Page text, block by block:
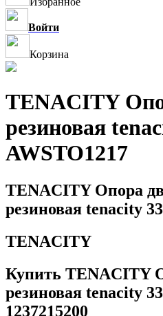
Войти
Корзина
TENACITY
резиновая
AWSTO1217
TENACITY Опора
резиновая tenacity
TENACITY
Купить TENACITY
резиновая tenacity
1237215200